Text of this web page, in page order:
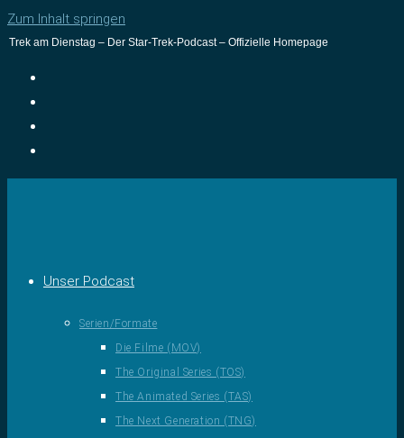
Zum Inhalt springen
Trek am Dienstag – Der Star-Trek-Podcast – Offizielle Homepage
Unser Podcast
Serien/Formate
Die Filme (MOV)
The Original Series (TOS)
The Animated Series (TAS)
The Next Generation (TNG)